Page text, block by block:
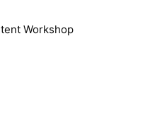
Workshop